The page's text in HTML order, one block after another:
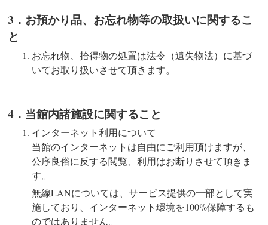
3．お預かり品、お忘れ物等の取扱いに関するこ
と
お忘れ物、拾得物の処置は法令（遺失物法）に基づ
いてお取り扱いさせて頂きます。
4．当館内諸施設に関すること
インターネット利用について
当館のインターネットは自由にご利用頂けますが、
公序良俗に反する閲覧、利用はお断りさせて頂きま
す。
無線LANについては、サービス提供の一部として実
施しており、インターネット環境を100%保障するも
のではありません。